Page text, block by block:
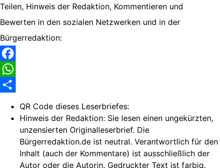
Teilen, Hinweis der Redaktion, Kommentieren und
Bewerten in den sozialen Netzwerken und in der
Bürgerredaktion:
Facebook
WhatsApp
QR Code dieses Leserbriefes:
Hinweis der Redaktion: Sie lesen einen ungekürzten,
unzensierten Originalleserbrief. Die
Bürgerredaktion.de ist neutral. Verantwortlich für den
Inhalt (auch der Kommentare) ist ausschließlich der
Autor oder die Autorin. Gedruckter Text ist farbig.